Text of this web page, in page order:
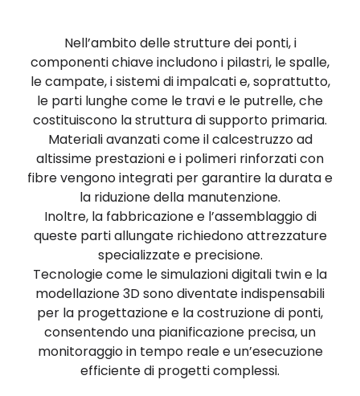
Nell’ambito delle strutture dei ponti, i
componenti chiave includono i pilastri, le spalle,
le campate, i sistemi di impalcati e, soprattutto,
le parti lunghe come le travi e le putrelle, che
costituiscono la struttura di supporto primaria.
Materiali avanzati come il calcestruzzo ad
altissime prestazioni e i polimeri rinforzati con
fibre vengono integrati per garantire la durata e
la riduzione della manutenzione.
Inoltre, la fabbricazione e l’assemblaggio di
queste parti allungate richiedono attrezzature
specializzate e precisione.
Tecnologie come le simulazioni digitali twin e la
modellazione 3D sono diventate indispensabili
per la progettazione e la costruzione di ponti,
consentendo una pianificazione precisa, un
monitoraggio in tempo reale e un’esecuzione
efficiente di progetti complessi.